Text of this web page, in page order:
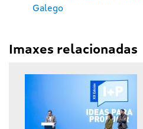
Galego
Imaxes relacionadas